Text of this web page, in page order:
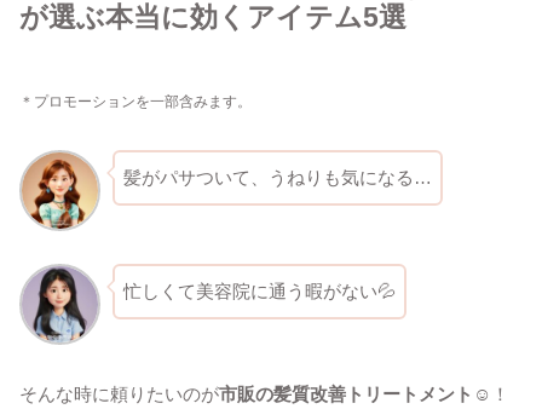
が選ぶ本当に効くアイテム5選
＊プロモーションを一部含みます。
髪がパサついて、うねりも気になる…
忙しくて美容院に通う暇がない💦
そんな時に頼りたいのが市販の髪質改善トリートメント ☺！